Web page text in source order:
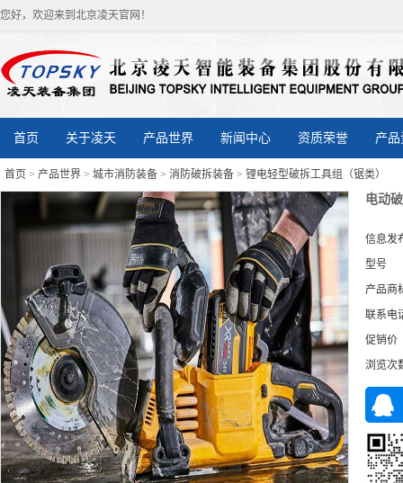
您好，欢迎来到北京凌天官网！
首页 关于凌天 产品世界 新闻中心 资质荣誉 产
首页 > 产品世界 > 城市消防装备 > 消防破拆装备 > 锂电轻型破拆工具组（锯类）
电动
信息发
型号
产品商
联系电
促销价
浏览次